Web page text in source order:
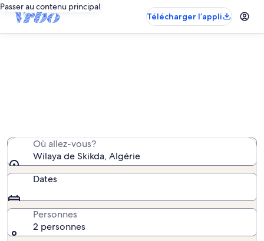
Passer au contenu principal
Télécharger l’appli
Où allez-vous?
Wilaya de Skikda, Algérie
Dates
Personnes
2 personnes